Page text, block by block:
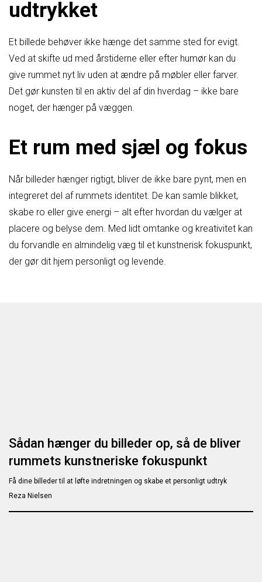
udtrykket
Et billede behøver ikke hænge det samme sted for evigt.
Ved at skifte ud med årstiderne eller efter humør kan du
give rummet nyt liv uden at ændre på møbler eller farver.
Det gør kunsten til en aktiv del af din hverdag – ikke bare
noget, der hænger på væggen.
Et rum med sjæl og fokus
Når billeder hænger rigtigt, bliver de ikke bare pynt, men en
integreret del af rummets identitet. De kan samle blikket,
skabe ro eller give energi – alt efter hvordan du vælger at
placere og belyse dem. Med lidt omtanke og kreativitet kan
du forvandle en almindelig væg til et kunstnerisk fokuspunkt,
der gør dit hjem personligt og levende.
Sådan hænger du billeder op, så de bliver
rummets kunstneriske fokuspunkt
Få dine billeder til at løfte indretningen og skabe et personligt udtryk
Reza Nielsen